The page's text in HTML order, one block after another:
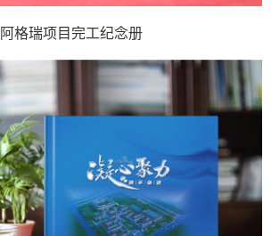
阿格瑞项目完工纪念册